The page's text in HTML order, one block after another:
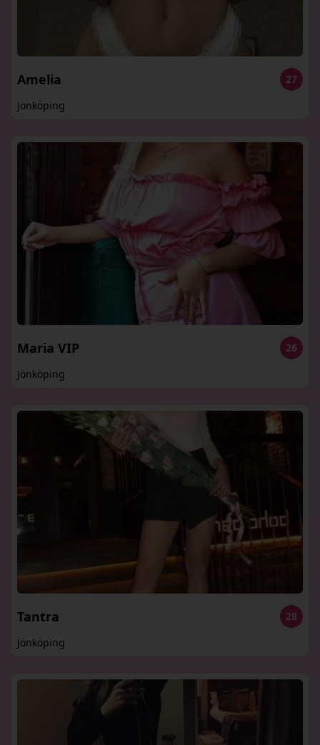
Amelia
27
Jönköping
Maria VIP
26
Jönköping
Tantra
28
Jönköping